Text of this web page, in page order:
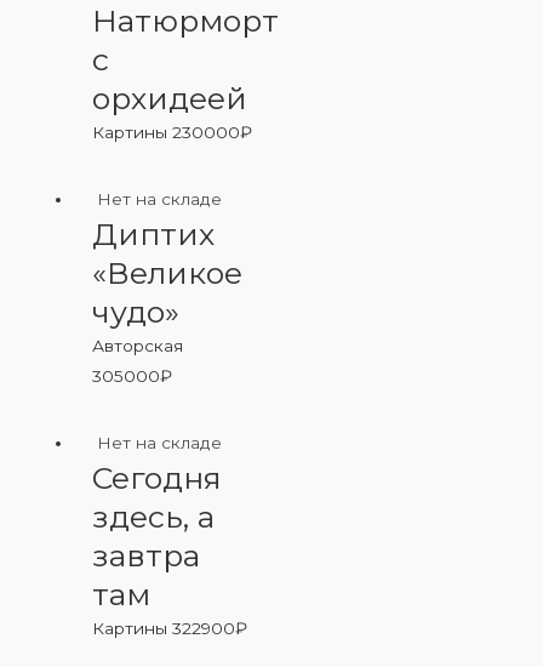
Натюрморт
с
орхидеей
Картины230000₽
Нет на складе
Диптих
«Великое
чудо»
Авторская
305000₽
Нет на складе
Сегодня
здесь, а
завтра
там
Картины322900₽